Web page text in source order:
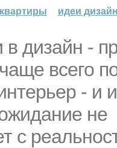
идеи
дизайн -
всего
- и
не
с